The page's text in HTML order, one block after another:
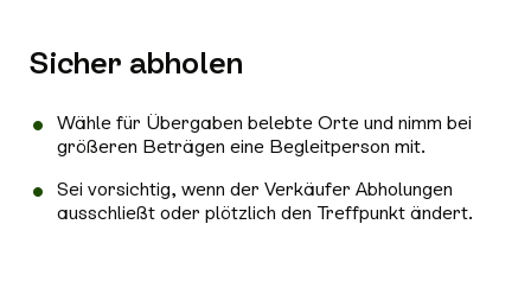
Sicher abholen
Wähle für Übergaben belebte Orte und nimm bei
größeren Beträgen eine Begleitperson mit.
Sei vorsichtig, wenn der Verkäufer Abholungen
ausschließt oder plötzlich den Treffpunkt ändert.